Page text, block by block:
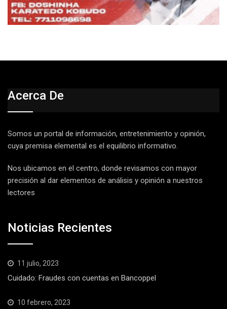
Acerca De
Somos un portal de información, entretenimiento y opinión,
cuya premisa elemental es el equilibrio informativo.
Nos ubicamos en el centro, donde revisamos con mayor
precisión al dar elementos de análisis y opinión a nuestros
lectores
Noticias Recientes
11 julio, 2023
Cuidado: Fraudes con cuentas en Bancoppel
10 febrero, 2023